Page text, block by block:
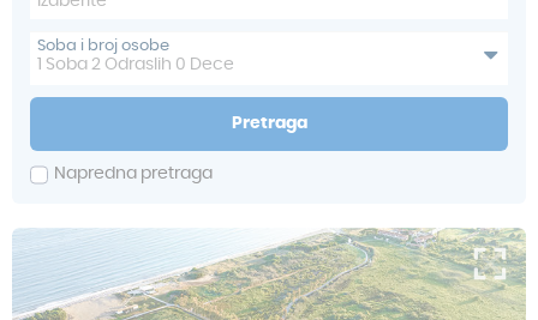
Soba i broj osobe
Soba 2 Odraslih 0 Dece
Pretraga
Napredna pretraga